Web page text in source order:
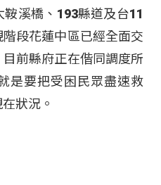
溪橋、193縣道及台11
段花蓮中區已經全面交
前縣府正在偕同調度所
是要把受困民眾盡速救
狀況。